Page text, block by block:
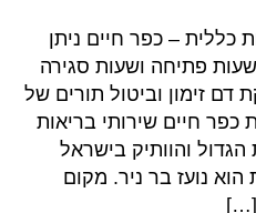
כללית – כפר חיים ניתן
פתיחה ושעות סגירה
דם זימון וביטול תורים של
חיים שירותי בריאות
הגדול והוותיק בישראל
הוא נועז בר ניר. מקום
[…]